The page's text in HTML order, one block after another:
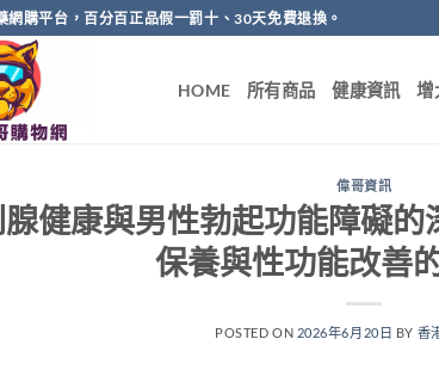
網購平台，百分百正品假一罰十、30天免費退換。
HOME 所有商品 健康資訊 增
偉哥資訊
健康與男性勃起功能障礙
保養與性功能改善
POSTED ON 2026年6月20日 BY 香